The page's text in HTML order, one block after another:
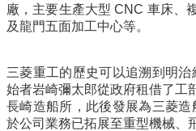
息
動
關
於
廠，主要生產大型 CNC 車床、
及龍門五面加工中心等。
三菱重工的歷史可以追溯到明
始者岩崎彌太郎從政府租借了工
長崎造船所，此後發展為三菱
於公司業務已拓展至重型機械、